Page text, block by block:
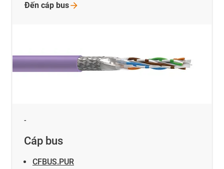
-
Cáp bus
CFBUS.PUR
Đến cáp bus